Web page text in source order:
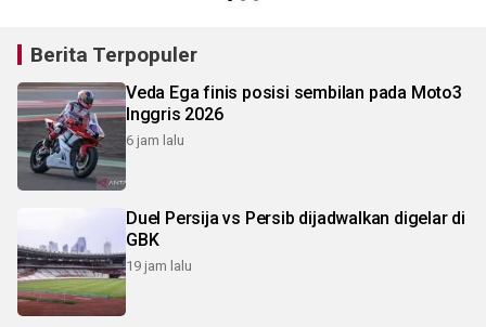
Berita Terpopuler
Veda Ega finis posisi sembilan pada Moto3
Inggris 2026
6 jam lalu
Duel Persija vs Persib dijadwalkan digelar di
GBK
19 jam lalu